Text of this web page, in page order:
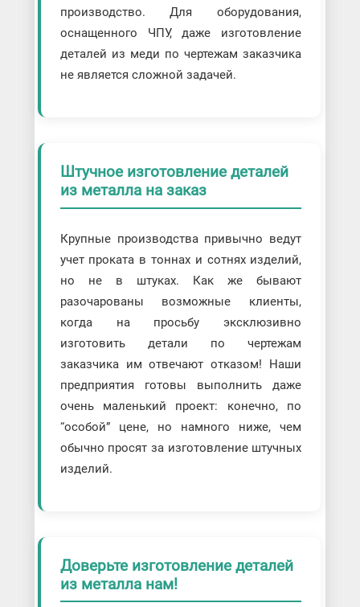
производство. Для оборудования,
оснащенного ЧПУ, даже изготовление
деталей из меди по чертежам заказчика
не является сложной задачей.
Штучное изготовление деталей
из металла на заказ
Крупные производства привычно ведут
учет проката в тоннах и сотнях изделий,
но не в штуках. Как же бывают
разочарованы возможные клиенты,
когда на просьбу эксклюзивно
изготовить детали по чертежам
заказчика им отвечают отказом! Наши
предприятия готовы выполнить даже
очень маленький проект: конечно, по
“особой” цене, но намного ниже, чем
обычно просят за изготовление штучных
изделий.
Доверьте изготовление деталей
из металла нам!